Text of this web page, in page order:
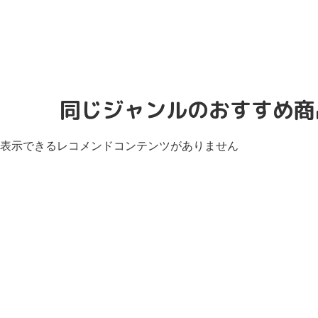
同じジャンルのおすすめ
表示できるレコメンドコンテンツがありません